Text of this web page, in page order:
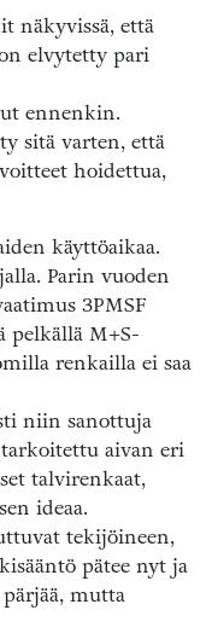
näkyvissä, että
elvytetty pari
ennenkin.
sitä varten, että
hoidettua,
käyttöaikaa.
Parin vuoden
3PMSF
pelkällä M+S-
renkailla ei saa
niin sanottuja
aivan eri
talvirenkaat,
ideaa.
tekijöineen,
pätee nyt ja
mutta